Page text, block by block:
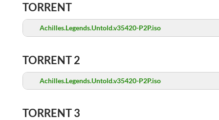
TORRENT
Achilles.Legends.Untold.v35420-P2P.iso
TORRENT 2
Achilles.Legends.Untold.v35420-P2P.iso
TORRENT 3